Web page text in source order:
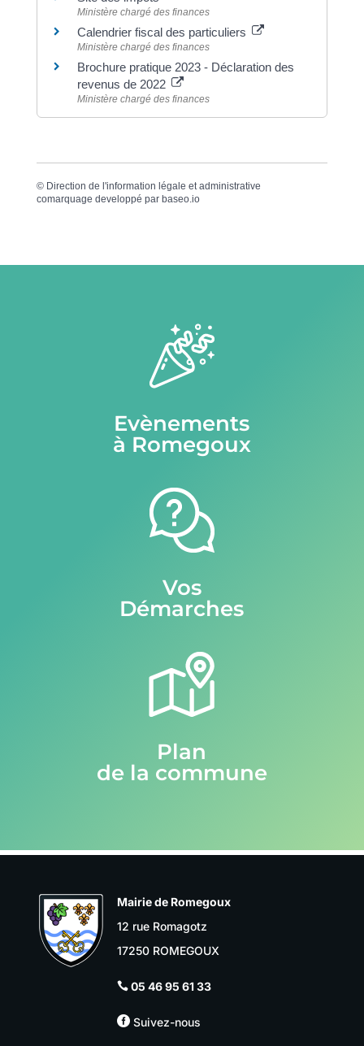
Ministère chargé des finances
Calendrier fiscal des particuliers
Ministère chargé des finances
Brochure pratique 2023 - Déclaration des
revenus de 2022
Ministère chargé des finances
© Direction de l'information légale et administrative
comarquage developpé par baseo.io
Evènements
à Romegoux
Vos
Démarches
Plan
de la commune
Mairie de Romegoux
12 rue Romagotz
17250 ROMEGOUX
 05 46 95 61 33
Suivez-nous